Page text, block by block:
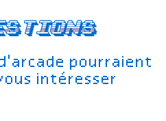
pourraient
intéresser